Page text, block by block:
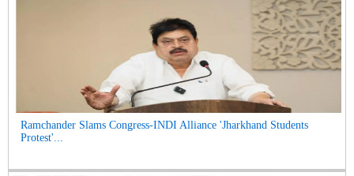
Ramchander Slams Congress-INDI Alliance 'Jharkhand Students
Protest'...